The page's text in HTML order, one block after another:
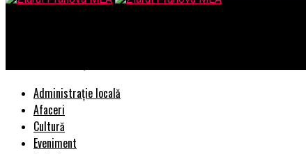
Administrație locală
Afaceri
Cultură
Eveniment